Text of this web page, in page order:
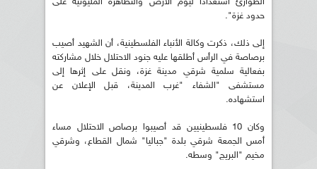
حدود غزة".
إلى ذلك، ذكرت وكالة الأنباء الفلسطينية، أن الشهيد أصيب
برصاصة في الرأس أطلقها عليه جنود الاحتلال خلال مشاركته
بفعالية سلمية شرقي مدينة غزة، ونقل على إثرها إلى
مستشفى "الشفاء "غرب المدينة، قبل الإعلان عن
استشهاده.
وكان 10 فلسطينيين قد أصيبوا برصاص الاحتلال مساء
أمس الجمعة شرقي بلدة "جباليا" شمال القطاع، وشرقي
مخيم "البريج" وسطه.